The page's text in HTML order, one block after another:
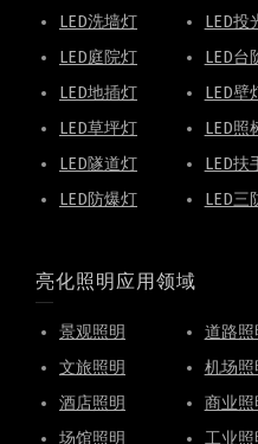
LED洗墙灯 LED投
LED庭院灯
LED台
LED地插灯
LED壁
LED草坪灯
LED照
LED隧道灯
LED扶
LED防爆灯
LED三
亮化照明应用领域
景观照明 道路照
文旅照明
机场照
酒店照明
商业照
场馆照明
工业照